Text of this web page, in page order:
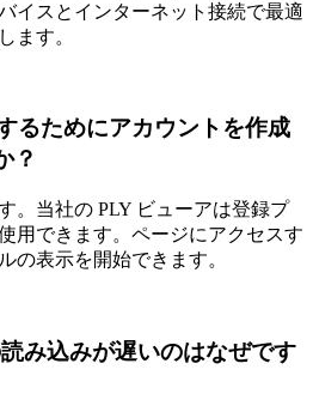
イスとインターネット接続で最適
ます。
るためにアカウントを作成
？
。当社の PLY ビューアは登録プ
用できます。ページにアクセスす
の表示を開始できます。
み込みが遅いのはなぜです